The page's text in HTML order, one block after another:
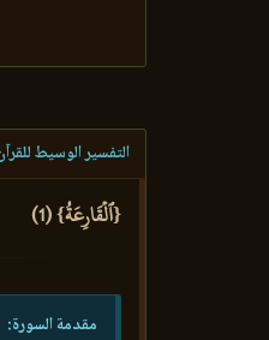
التفسير الوسيط
{ٱلۡقَارِعَةُ} (1)
مقدمة السورة: